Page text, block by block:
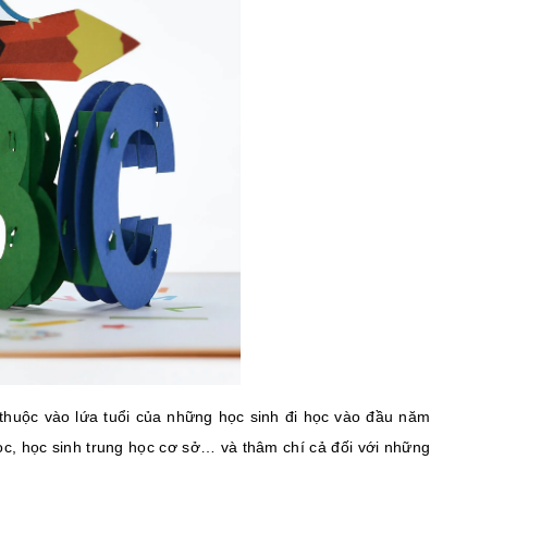
vào lứa tuổi của những học sinh đi học vào đầu năm
học sinh trung học cơ sở… và thâm chí cả đối với những